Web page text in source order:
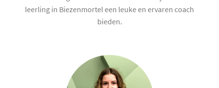
leerling in Biezenmortel een leuke en ervaren coach
bieden.